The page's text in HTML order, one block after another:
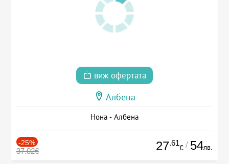
виж офертата
Албена
Нона - Албена
-25%
37.02€ 27.61
€ / 54лв.